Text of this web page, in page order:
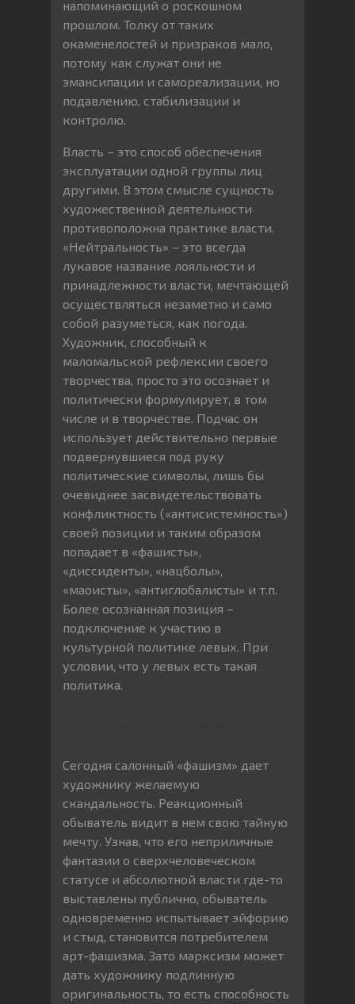
напоминающий о роскошном
прошлом. Толку от таких
окаменелостей и призраков мало,
потому как служат они не
эмансипации и самореализации, но
подавлению, стабилизации и
контролю.
Власть – это способ обеспечения
эксплуатации одной группы лиц
другими. В этом смысле сущность
художественной деятельности
противоположна практике власти.
«Нейтральность» – это всегда
лукавое название лояльности и
принадлежности власти, мечтающей
осуществляться незаметно и само
собой разуметься, как погода.
Художник, способный к
маломальской рефлексии своего
творчества, просто это осознает и
политически формулирует, в том
числе и в творчестве. Подчас он
использует действительно первые
подвернувшиеся под руку
политические символы, лишь бы
очевиднее засвидетельствовать
конфликтность («антисистемность»)
своей позиции и таким образом
попадает в «фашисты»,
«диссиденты», «нацболы»,
«маоисты», «антиглобалисты» и т.п.
Более осознанная позиция –
подключение к участию в
культурной политике левых. При
условии, что у левых есть такая
политика.
Сегодня салонный «фашизм» дает
художнику желаемую
скандальность. Реакционный
обыватель видит в нем свою тайную
мечту. Узнав, что его неприличные
фантазии о сверхчеловеческом
статусе и абсолютной власти где-то
выставлены публично, обыватель
одновременно испытывает эйфорию
и стыд, становится потребителем
арт-фашизма. Зато марксизм может
дать художнику подлинную
оригинальность, то есть способность